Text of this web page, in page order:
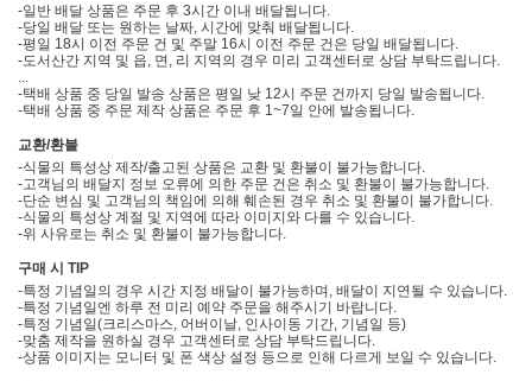
-일반 배달 상품은 주문 후 3시간 이내 배달됩니다.
-당일 배달 또는 원하는 날짜, 시간에 맞춰 배달됩니다.
-평일 18시 이전 주문 건 및 주말 16시 이전 주문 건은 당일 배달됩니다.
-도서산간 지역 및 읍, 면, 리 지역의 경우 미리 고객센터로 상담 부탁드립니다.
-택배 상품 중 당일 발송 상품은 평일 낮 12시 주문 건까지 당일 발송됩니다.
-택배 상품 중 주문 제작 상품은 주문 후 1~7일 안에 발송됩니다.
교환/환불
-식물의 특성상 제작/출고된 상품은 교환 및 환불이 불가능합니다.
-고객님의 배달지 정보 오류에 의한 주문 건은 취소 및 환불이 불가능합니다.
-단순 변심 및 고객님의 책임에 의해 훼손된 경우 취소 및 환불이 불가합니다.
-식물의 특성상 계절 및 지역에 따라 이미지와 다를 수 있습니다.
-위 사유로는 취소 및 환불이 불가능합니다.
구매 시 TIP
-특정 기념일의 경우 시간 지정 배달이 불가능하며, 배달이 지연될 수 있습니다.
-특정 기념일엔 하루 전 미리 예약 주문을 해주시기 바랍니다.
-특정 기념일(크리스마스, 어버이날, 인사이동 기간, 기념일 등)
-맞춤 제작을 원하실 경우 고객센터로 상담 부탁드립니다.
-상품 이미지는 모니터 및 폰 색상 설정 등으로 인해 다르게 보일 수 있습니다.